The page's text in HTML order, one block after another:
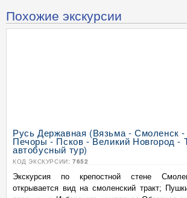
Похожие экскурсии
Русь Державная (Вязьма - Смоленск
Печоры - Псков - Великий Новгород -
автобусный тур)
КОД ЭКСКУРСИИ: 7652
Экскурсия по крепостной стене
открывается вид на смоленский тракт;